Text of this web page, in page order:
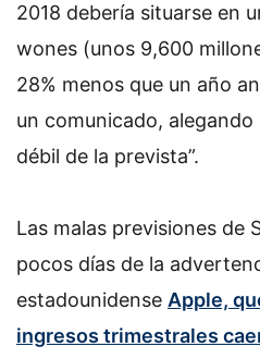
2018 debería situarse en
wones (unos 9,600
28% menos que un año
un comunicado, alegando
débil de la prevista”.
Las malas previsiones de
pocos días de la
estadounidense Apple,
ingresos trimestrales